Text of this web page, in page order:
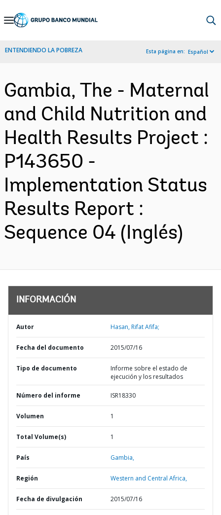
Skip
Navigation
ENTENDIENDO LA POBREZA Esta página en: Español
Gambia, The - Maternal
and Child Nutrition and
Health Results Project :
P143650 -
Implementation Status
Results Report :
Sequence 04 (Inglés)
INFORMACIÓN
Autor Hasan, Rifat Afifa;
Fecha del documento 2015/07/16
Tipo de documento
Informe sobre el estado de
ejecución y los resultados
Número del informe ISR18330
Volumen 1
Total Volume(s) 1
País Gambia,
Región Western and Central Africa,
Fecha de divulgación 2015/07/16